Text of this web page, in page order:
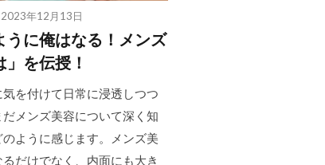
2023年12月13日
うに俺はなる！メンズ
を伝授！
を付けて日常に浸透しつつ
メンズ美容について深く知
ように感じます。メンズ美
だけでなく、内面にも大き